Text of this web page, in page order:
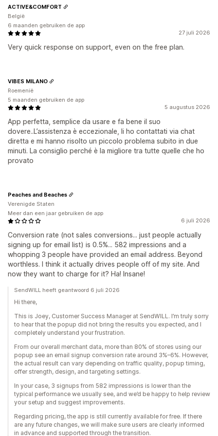
27 juli 2026
Very quick response on support, even on the free plan.
ACTIVE&COMFORT
België
6 maanden gebruiken de app
5 augustus 2026
App perfetta, semplice da usare e fa bene il suo
dovere..L’assistenza è eccezionale, li ho contattati via chat
diretta e mi hanno risolto un piccolo problema subito in due
minuti. La consiglio perché è la migliore tra tutte quelle che ho
provato
VIBES MILANO
Roemenië
5 maanden gebruiken de app
6 juli 2026
Conversion rate (not sales conversions... just people actually
signing up for email list) is 0.5%... 582 impressions and a
whopping 3 people have provided an email address. Beyond
worthless. I think it actually drives people off of my site. And
now they want to charge for it? Ha! Insane!
Peaches and Beaches
Verenigde Staten
Meer dan een jaar gebruiken de app
SendWILL heeft geantwoord 6 juli 2026
Hi there,
This is Joey, Customer Success Manager at SendWILL. I’m truly sorry
to hear that the popup did not bring the results you expected, and I
completely understand your frustration.
From our overall merchant data, more than 80% of stores using our
popup see an email signup conversion rate around 3%–6%. However,
the actual result can vary depending on traffic quality, popup timing,
offer strength, design, and targeting settings.
In your case, 3 signups from 582 impressions is lower than the
typical performance we usually see, and we’d be happy to help review
your setup and suggest improvements.
Regarding pricing, the app is still currently available for free. If there
are any future changes, we will make sure users are clearly informed
in advance and supported through the transition.